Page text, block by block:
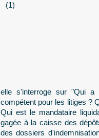
elle s'interroge sur "Qui
compétent pour les litiges ?
Qui est le mandataire
gagée à la caisse des
des dossiers